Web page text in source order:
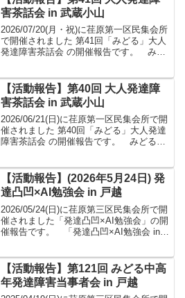
害茶話会 in 武蔵小山
2026/07/20(月・祝)に荏原第一区民集会所
で開催されました 第41回「みどる」大人
発達障害茶話会 の開催報告です。 みど
尾のフォームからメールアドレスをご登
録い...
【活動報告】第40回 大人発達障
害茶話会 in 武蔵小山
2026/06/21(日)に荏原第一区民集会所で開
催されました 第40回「みどる」大人発達
障害茶話会 の開催報告です。 みどる会
フォームからメールアドレスをご登録い
ただ...
【活動報告】(2026年5月24日) 発
達凸凹×AI勉強会 in 戸越
2026/05/24(日)に荏原第三区民集会所で開
催されました「発達凸凹×AI勉強会」の開
催報告です。 「発達凸凹×AI勉強会 in
人の方に向けて、AIを「検索の代わ...
【活動報告】第121回 みどる中高
年発達障害当事者会 in 戸越